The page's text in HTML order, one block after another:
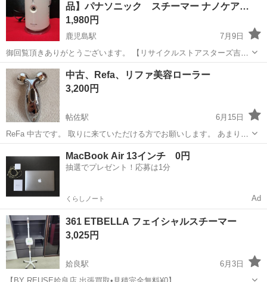
品】パナソニック スチーマー ナノケア…
1,980円
鹿児島駅
7月9日
御回覧頂きありがとうございます。 【リサイクルストアスターズ吉野
店】 【中古品】パナソニック スチーマー ナノケア EH-SA60 の出
品です。 寝ながらエステと集中エステがこれ1台で行えるシンプルな
スチーマーで...
鹿児島 鹿児島市 美容家電
中古、Refa、リファ美容ローラー
3,200円
帖佐駅
6月15日
ReFa 中古です。 取りに来ていただける方でお願いします。 あまり使
用してしていません。
美容家電
MacBook Air 13インチ 0円
抽選でプレゼント！応募は1分
くらしノート Ad
361 ETBELLA フェイシャルスチーマー
3,025円
姶良駅
6月3日